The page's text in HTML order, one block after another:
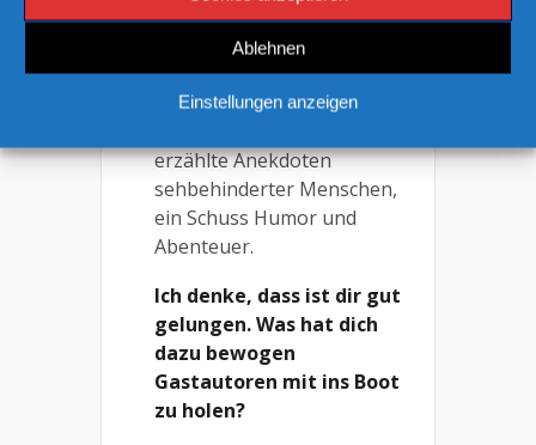
Ablehnen
Einstellungen anzeigen
gut informiert und
unterhalten fühlt. Im
Konzept des neuen Werkes
stecken leicht verständliches
erzählte Anekdoten
sehbehinderter Menschen,
ein Schuss Humor und
Abenteuer.
Ich denke, dass ist dir gut
gelungen. Was hat dich
dazu bewogen
Gastautoren mit ins Boot
zu holen?